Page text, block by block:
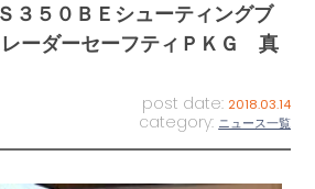
３５０ＢＥシューティングブ
レーダーセーフティＰＫＧ 真
post date: 2018.03.14
category: ニュース一覧